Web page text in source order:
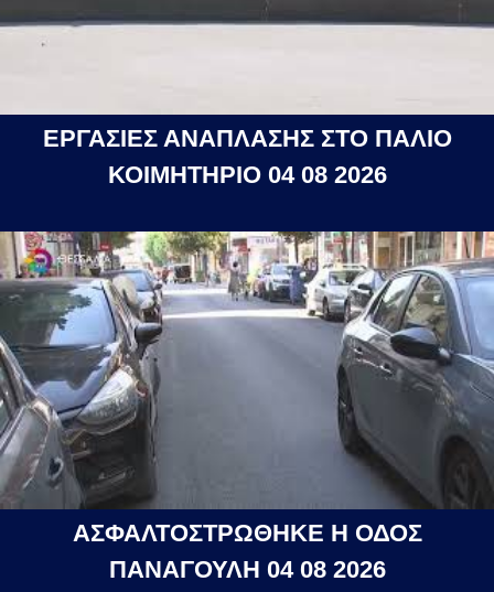
ΕΡΓΑΣΙΕΣ ΑΝΑΠΛΑΣΗΣ ΣΤΟ ΠΑΛΙΟ
ΚΟΙΜΗΤΗΡΙΟ 04 08 2026
ΑΣΦΑΛΤΟΣΤΡΩΘΗΚΕ Η ΟΔΟΣ
ΠΑΝΑΓΟΥΛΗ 04 08 2026